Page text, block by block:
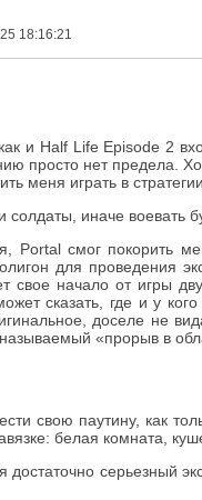
18:16:21
и Half Life Episode 2
просто нет предела.
меня играть в стратегии.
иначе воевать
Portal смог покорить
для проведения
свое начало от игры
сказать, где и у
доселе не
«прорыв в
свою паутину, как
белая комната,
достаточно серьезный